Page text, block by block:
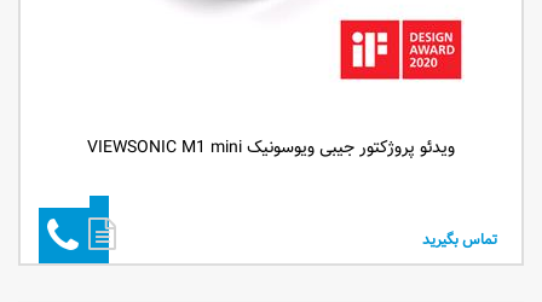
ویدئو پروژکتور جیبی ویوسونیک VIEWSONIC M1 mini
تماس بگیرید